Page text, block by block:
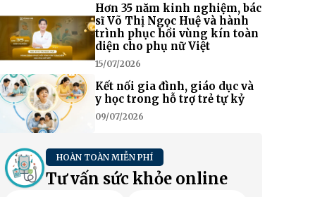
Hơn 35 năm kinh nghiệm, bác
sĩ Võ Thị Ngọc Huệ và hành
trình phục hồi vùng kín toàn
diện cho phụ nữ Việt
15/07/2026
Kết nối gia đình, giáo dục và
y học trong hỗ trợ trẻ tự kỷ
09/07/2026
HOÀN TOÀN MIỄN PHÍ
Tư vấn sức khỏe online